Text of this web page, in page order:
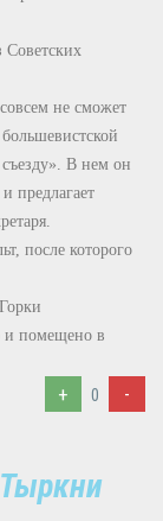
Советских
не сможет
В нем он
предлагает
после которого
и помещено в
+ 0 -